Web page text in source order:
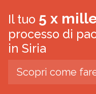
Il tuo 5 x
processo di
in Siria
Scopri come